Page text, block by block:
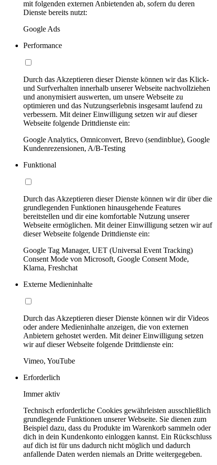
mit folgenden externen Anbietenden ab, sofern du deren
Dienste bereits nutzt:
Google Ads
Performance
Durch das Akzeptieren dieser Dienste können wir das Klick-
und Surfverhalten innerhalb unserer Webseite nachvollziehen
und anonymisiert auswerten, um unsere Webseite zu
optimieren und das Nutzungserlebnis insgesamt laufend zu
verbessern. Mit deiner Einwilligung setzen wir auf dieser
Webseite folgende Drittdienste ein:
Google Analytics, Omniconvert, Brevo (sendinblue), Google
Kundenrezensionen, A/B-Testing
Funktional
Durch das Akzeptieren dieser Dienste können wir dir über die
grundlegenden Funktionen hinausgehende Features
bereitstellen und dir eine komfortable Nutzung unserer
Webseite ermöglichen. Mit deiner Einwilligung setzen wir auf
dieser Webseite folgende Drittdienste ein:
Google Tag Manager, UET (Universal Event Tracking)
Consent Mode von Microsoft, Google Consent Mode,
Klarna, Freshchat
Externe Medieninhalte
Durch das Akzeptieren dieser Dienste können wir dir Videos
oder andere Medieninhalte anzeigen, die von externen
Anbietern gehostet werden. Mit deiner Einwilligung setzen
wir auf dieser Webseite folgende Drittdienste ein:
Vimeo, YouTube
Erforderlich
Immer aktiv
Technisch erforderliche Cookies gewährleisten ausschließlich
grundlegende Funktionen unserer Webseite. Sie dienen zum
Beispiel dazu, dass du Produkte im Warenkorb sammeln oder
dich in dein Kundenkonto einloggen kannst. Ein Rückschluss
auf dich ist für uns dadurch nicht möglich und dadurch
anfallende Daten werden niemals an Dritte weitergegeben.